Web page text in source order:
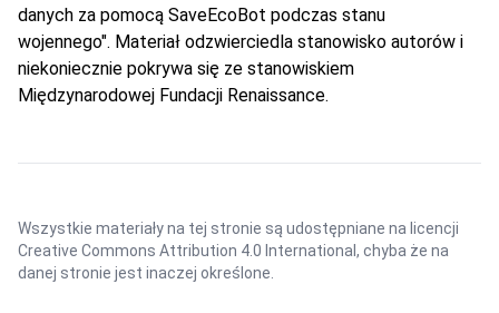
danych za pomocą SaveEcoBot podczas stanu
wojennego". Materiał odzwierciedla stanowisko autorów i
niekoniecznie pokrywa się ze stanowiskiem
Międzynarodowej Fundacji Renaissance.
Wszystkie materiały na tej stronie są udostępniane na licencji
Creative Commons Attribution 4.0 International , chyba że na
danej stronie jest inaczej określone.